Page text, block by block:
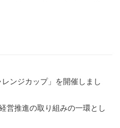
レンジカップ」を開催しまし
営推進の取り組みの一環とし